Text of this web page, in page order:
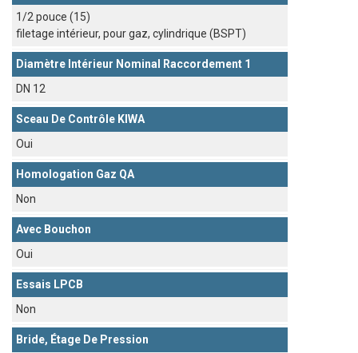
1/2 pouce (15)
filetage intérieur, pour gaz, cylindrique (BSPT)
Diamètre Intérieur Nominal Raccordement 1
DN 12
Sceau De Contrôle KIWA
Oui
Homologation Gaz QA
Non
Avec Bouchon
Oui
Essais LPCB
Non
Bride, Étage De Pression